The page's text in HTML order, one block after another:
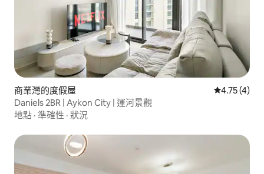
商業灣的度假屋 從 4 則評價
4.75 (4)
Daniels 2BR | Aykon City | 運河景觀
地點 · 準確性 · 狀況